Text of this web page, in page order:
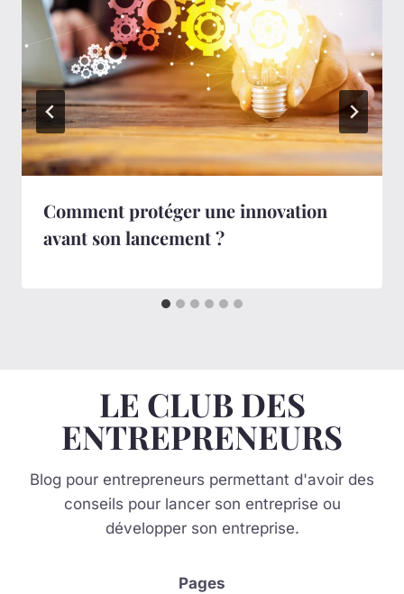
Comment protéger une innovation
avant son lancement ?
LE CLUB DES
ENTREPRENEURS
Blog pour entrepreneurs permettant d'avoir des
conseils pour lancer son entreprise ou
développer son entreprise.
Pages